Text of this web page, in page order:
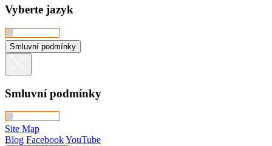
Vyberte jazyk
Smluvní podmínky
Smluvní podmínky
Site Map
Blog FacebookYouTube